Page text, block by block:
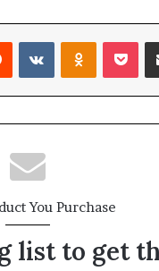
Reddit VKontakte
You Purchase
list to get